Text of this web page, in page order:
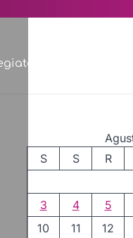
sosial di
S
S R
3
4 5
10
11 12